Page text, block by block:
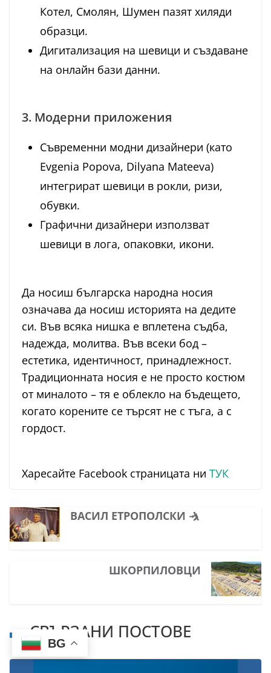
Котел, Смолян, Шумен пазят хиляди
образци.
Дигитализация на шевици и създаване
на онлайн бази данни.
3. Модерни приложения
Съвременни модни дизайнери (като
Evgenia Popova, Dilyana Mateeva)
интегрират шевици в рокли, ризи,
обувки.
Графични дизайнери използват
шевици в лога, опаковки, икони.
Да носиш българска народна носия
означава да носиш историята на дедите
си. Във всяка нишка е вплетена съдба,
надежда, молитва. Във всеки бод –
естетика, идентичност, принадлежност.
Традиционната носия е не просто костюм
от миналото – тя е облекло на бъдещето,
когато корените се търсят не с тъга, а с
гордост.
Харесайте Facebook страницата ни ТУК
ВАСИЛ ЕТРОПОЛСКИ 🤺
ШКОРПИЛОВЦИ
СВЪРЗАНИ ПОСТОВЕ
BG